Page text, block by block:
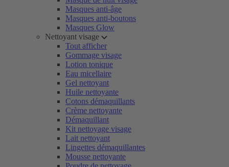
Masques anti-âge
Masques anti-boutons
Masques Glow
Nettoyant visage
Tout afficher
Gommage visage
Lotion tonique
Eau micellaire
Gel nettoyant
Huile nettoyante
Cotons démaquillants
Crème nettoyante
Démaquillant
Kit nettoyage visage
Lait nettoyant
Lingettes démaquillantes
Mousse nettoyante